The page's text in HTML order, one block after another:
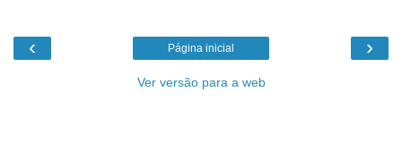
‹ ›
Página inicial
Ver versão para a web